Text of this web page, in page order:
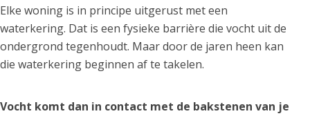
Elke woning is in principe uitgerust met een
waterkering. Dat is een fysieke barrière die vocht uit de
ondergrond tegenhoudt. Maar door de jaren heen kan
die waterkering beginnen af te takelen.
Vocht komt dan in contact met de bakstenen van je